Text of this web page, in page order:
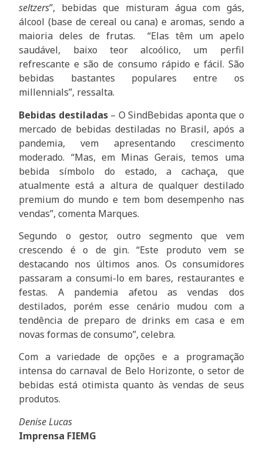
seltzers”, bebidas que misturam água com gás,
álcool (base de cereal ou cana) e aromas, sendo a
maioria deles de frutas. “Elas têm um apelo
saudável, baixo teor alcoólico, um perfil
refrescante e são de consumo rápido e fácil. São
bebidas bastantes populares entre os
millennials”, ressalta.
Bebidas destiladas– O SindBebidas aponta que o
mercado de bebidas destiladas no Brasil, após a
pandemia, vem apresentando crescimento
moderado. “Mas, em Minas Gerais, temos uma
bebida símbolo do estado, a cachaça, que
atualmente está a altura de qualquer destilado
premium do mundo e tem bom desempenho nas
vendas”, comenta Marques.
Segundo o gestor, outro segmento que vem
crescendo é o de gin. “Este produto vem se
destacando nos últimos anos. Os consumidores
passaram a consumi-lo em bares, restaurantes e
festas. A pandemia afetou as vendas dos
destilados, porém esse cenário mudou com a
tendência de preparo de drinks em casa e em
novas formas de consumo”, celebra.
Com a variedade de opções e a programação
intensa do carnaval de Belo Horizonte, o setor de
bebidas está otimista quanto às vendas de seus
produtos.
Denise Lucas
Imprensa FIEMG